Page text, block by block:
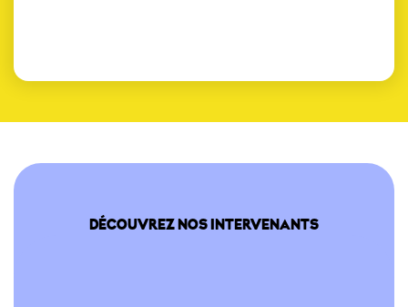
DÉCOUVREZ NOS INTERVENANTS